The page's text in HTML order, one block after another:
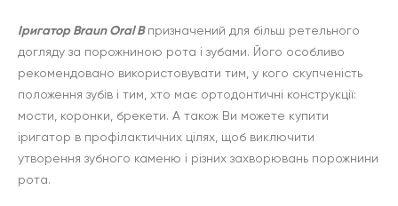
Іригатор Braun Oral Bпризначений для більш ретельного
догляду за порожниною рота і зубами. Його особливо
рекомендовано використовувати тим, у кого скупченість
положення зубів і тим, хто має ортодонтичні конструкції:
мости, коронки, брекети. А також Ви можете купити
іригатор в профілактичних цілях, щоб виключити
утворення зубного каменю і різних захворювань порожнини
рота.